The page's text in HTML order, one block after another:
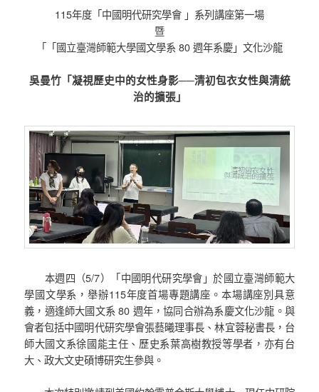
115年度「中國明代研究學會 」系列講座第一場
暨
「「國立臺灣師範大學國文學系 80 週年系慶」文化沙龍
吳曼竹「凝視歷史中的女性身影──清初包衣女性與清統
治的擴張」
本週四（5/7）「中國明代研究學會」於國立臺灣師範大
學國文學系，舉辦115年度首場專題講座。本場講座別具意
義，適逢師大國文系 80 週年，協同合辦為系慶文化沙龍。與
會者包括中國明代研究學會張藝曦理事長、林宜蓉秘書長，台
師大國文系徐國能主任、歷史系葉高樹教授等學者，亦有台
大、政大文史碩博研究生參與。